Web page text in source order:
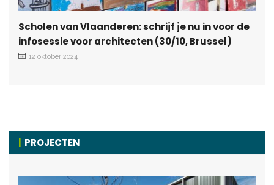
Scholen van Vlaanderen: schrijf je nu in voor de
infosessie voor architecten (30/10, Brussel)
12 oktober 2024
PROJECTEN